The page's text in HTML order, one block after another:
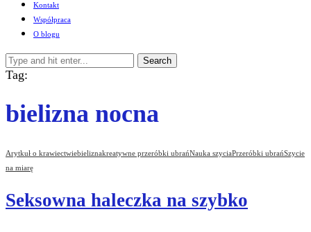
Kontakt
Współpraca
O blogu
Search
Tag:
bielizna nocna
Arytkuł o krawiectwiebieliznakreatywne przeróbki ubrańNauka szyciaPrzeróbki ubrańSzycie
na miarę
Seksowna haleczka na szybko